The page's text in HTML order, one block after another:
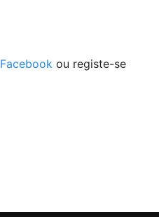
Facebook ou registe-se